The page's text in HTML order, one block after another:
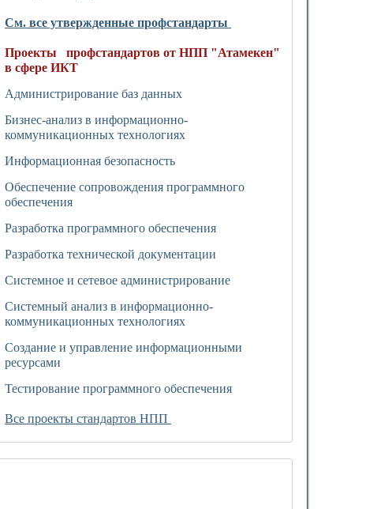
См. все утвержденные профстандарты
Проекты профстандартов от НПП "Атамекен"
в сфере ИКТ
Администрирование баз данных
Бизнес-анализ в информационно-
коммуникационных технологиях
Информационная безопасность
Обеспечение сопровождения программного
обеспечения
Разработка программного обеспечения
Разработка технической документации
Системное и сетевое администрирование
Системный анализ в информационно-
коммуникационных технологиях
Создание и управление информационными
ресурсами
Тестирование программного обеспечения
Все проекты стандартов НПП